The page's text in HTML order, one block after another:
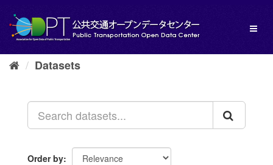
content
Datasets
Order by